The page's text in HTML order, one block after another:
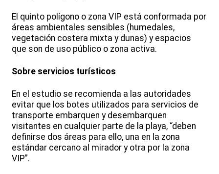
El quinto polígono o zona VIP está conformada por
áreas ambientales sensibles (humedales,
vegetación costera mixta y dunas) y espacios
que son de uso público o zona activa.
Sobre servicios turísticos
En el estudio se recomienda a las autoridades
evitar que los botes utilizados para servicios de
transporte embarquen y desembarquen
visitantes en cualquier parte de la playa, “deben
definirse dos áreas para ello, una en la zona
estándar cercano al mirador y otra por la zona
VIP”.